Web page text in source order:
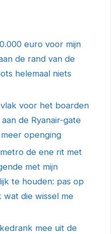
euro voor mijn
de rand van de
helemaal niets
voor het boarden
de Ryanair-gate
openging
de ene rit met
met mijn
te houden: pas op
wat die wissel me
mee uit de